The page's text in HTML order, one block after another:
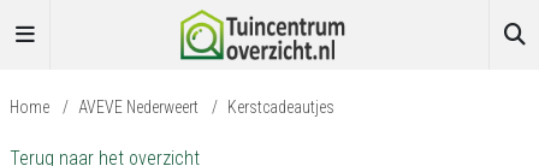
Home / AVEVE Nederweert / Kerstcadeautjes
Terug naar het overzicht